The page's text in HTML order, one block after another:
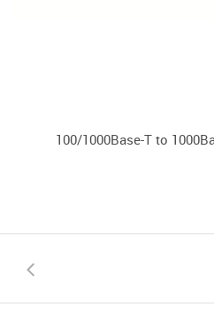
100/1000Base-T to